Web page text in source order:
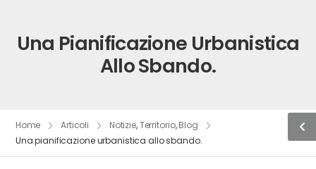
Una Pianificazione Urbanistica
Allo Sbando.
Home Articoli Notizie,Territorio,Blog
Una pianificazione urbanistica allo sbando.